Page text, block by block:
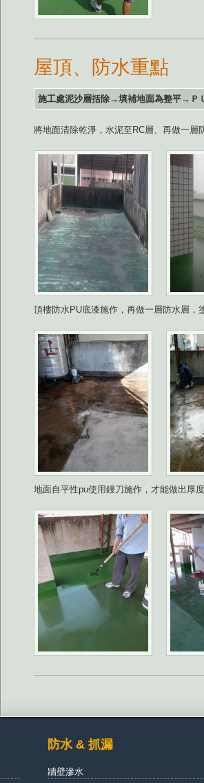
屋頂、防水重點
施工處泥沙層括除→填補地面為整平→Ｐ
將地面清除乾淨，水泥至RC層、再做一層
頂樓防水PU底漆施作，再做一層防水層，
地面自平性pu使用鏝刀施作，才能做出厚度
防水 & 抓漏
牆壁滲水